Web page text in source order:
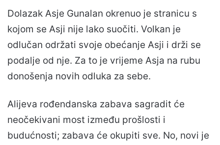
Dolazak Asje Gunalan okrenuo je stranicu s
kojom se Asji nije lako suočiti. Volkan je
odlučan održati svoje obećanje Asji i drži se
podalje od nje. Za to je vrijeme Asja na rubu
donošenja novih odluka za sebe.
Alijeva rođendanska zabava sagradit će
neočekivani most između prošlosti i
budućnosti; zabava će okupiti sve. No, novi je